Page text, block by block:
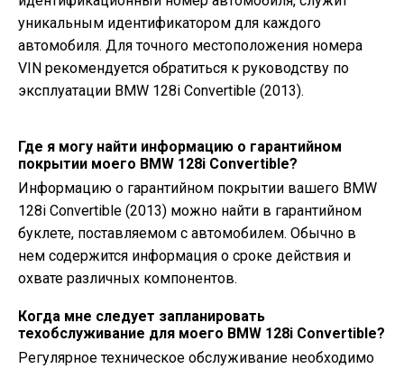
уникальным идентификатором для каждого
автомобиля. Для точного местоположения номера
VIN рекомендуется обратиться к руководству по
эксплуатации BMW 128i Convertible (2013).
Где я могу найти информацию о гарантийном
покрытии моего BMW 128i Convertible?
Информацию о гарантийном покрытии вашего BMW
128i Convertible (2013) можно найти в гарантийном
буклете, поставляемом с автомобилем. Обычно в
нем содержится информация о сроке действия и
охвате различных компонентов.
Когда мне следует запланировать
техобслуживание для моего BMW 128i Convertible?
Регулярное техническое обслуживание необходимо